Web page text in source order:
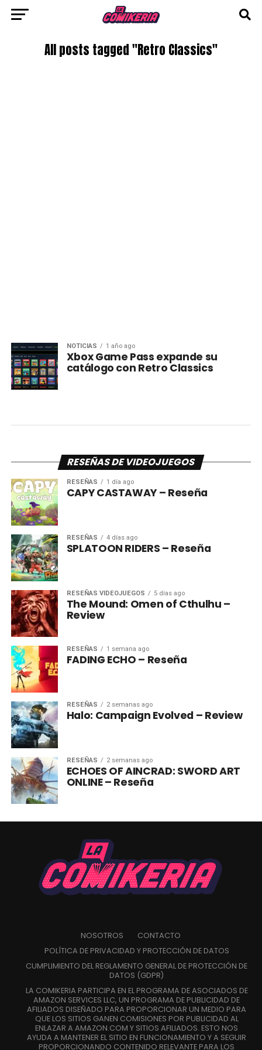
All posts tagged "Retro Classics"
NOTICIAS 1 año ago
Xbox Game Pass expande su
catálogo con Retro Classics
RESEÑAS DE VIDEOJUEGOS
RESEÑAS 1 día ago
CAPY CASTAWAY – Reseña
RESEÑAS 4 días ago
SPLATOON RIDERS – Reseña
RESEÑAS VIDEOJUEGOS 5 días ago
The Mound: Omen of Cthulhu –
Review
RESEÑAS 1 semana ago
FADING ECHO – Reseña
RESEÑAS 2 semanas ago
Halo: Campaign Evolved – Review
RESEÑAS 2 semanas ago
ECHOES OF AINCRAD: SWORD ART
ONLINE – Reseña
NOSOTROS
CONTACTO
POLÍTICA DE PRIVACIDAD Y PROTECCIÓN DE DATOS
CUMPLIMIENTO DEL REGLAMENTO GENERAL DE PROTECCIÓN DE
DATOS (GDPR)
LA COMIKERIA PARTICIPA EN EL PROGRAMA DE ASOCIADOS DE
AMAZON SERVICES LLC, UN PROGRAMA DE PUBLICIDAD DE
AFILIADOS DISEÑADO PARA PROPORCIONAR UN MEDIO PARA
QUE LOS SITIOS GANEN COMISIONES POR PUBLICIDAD AL
ENLAZAR A AMAZON.COM Y SITIOS AFILIADOS. ESTO NOS
AYUDA A MANTENER EL SITIO EN FUNCIONAMIENTO Y A SEGUIR
PROPORCIONANDO CONTENIDO RELEVANTE PARA LOS